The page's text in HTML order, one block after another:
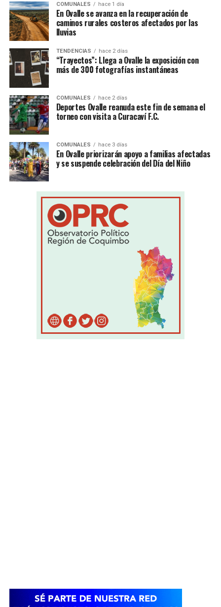
COMUNALES hace 1 día
En Ovalle se avanza en la recuperación de
caminos rurales costeros afectados por las
lluvias
TENDENCIAS hace 2 días
“Trayectos”: Llega a Ovalle la exposición con
más de 300 fotografías instantáneas
COMUNALES hace 2 días
Deportes Ovalle reanuda este fin de semana el
torneo con visita a Curacaví F.C.
COMUNALES hace 3 días
En Ovalle priorizarán apoyo a familias afectadas
y se suspende celebración del Día del Niño